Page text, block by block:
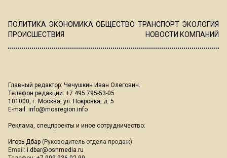
ПОЛИТИКА ЭКОНОМИКА ОБЩЕСТВО ТРАНСПОРТ ЭКОЛОГИЯ
ПРОИСШЕСТВИЯ
НОВОСТИ КОМПАНИЙ
Главный редактор: Чечушкин Иван Олегович.
Телефон редакции: +7 495 795-53-05
101000, г. Москва, ул. Покровка, д. 5
E-mail: info@mosregion.info
Реклама, спецпроекты и иное сотрудничество:
Игорь Дбар (Руководитель отдела продаж)
Email: i.dbar@osnmedia.ru